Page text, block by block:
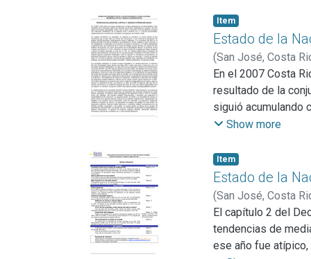
del referéndum
Estado de la
sectores menos
generación de
débiles
de experiencias
diversificaron el
un claro sentido
Item
Estado de la
(San José, Costa
En el 2007 Costa
resultado de la
siguió acumulando
una reducción
En materia
crecimiento que el
empleo (96.000
ingreso promedio
los trabajadores no
el aporte provino
Show more
Item
Estado de la
(San José, Costa
El capítulo 2 del
tendencias de
ese año fue